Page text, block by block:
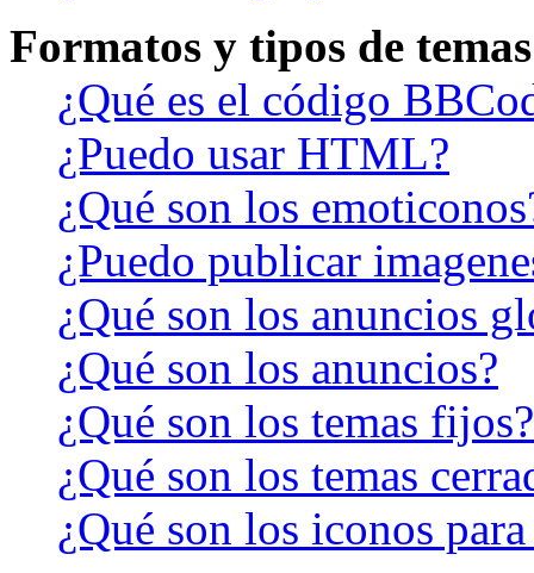
Formatos y tipos de temas
¿Qué es el código
¿Puedo usar HTML?
¿Qué son los
¿Puedo publicar
¿Qué son los anuncios
¿Qué son los anuncios?
¿Qué son los temas fijos?
¿Qué son los temas
¿Qué son los iconos